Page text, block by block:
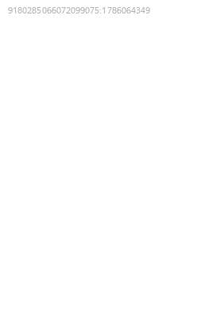
9180285066072099075:1786064349